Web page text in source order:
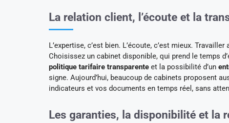
La relation client, l’écoute et la
L’expertise, c’est bien. L’écoute, c’est mieux.
Choisissez un cabinet disponible, qui prend le temps
politique tarifaire transparente et la possibilité d’un
signe. Aujourd’hui, beaucoup de cabinets proposent
indicateurs et vos documents en temps réel, sans
Les garanties, la disponibilité et la